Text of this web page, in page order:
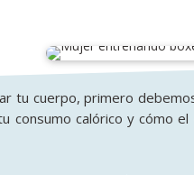
tu cuerpo, primero
consumo calórico y cómo